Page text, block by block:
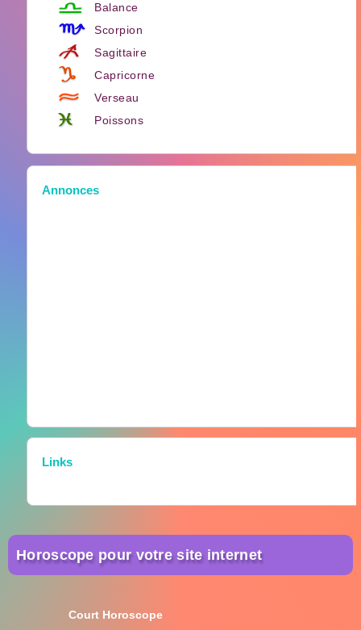
Balance
Scorpion
Sagittaire
Capricorne
Verseau
Poissons
Annonces
Links
Horoscope pour votre site internet
Court Horoscope